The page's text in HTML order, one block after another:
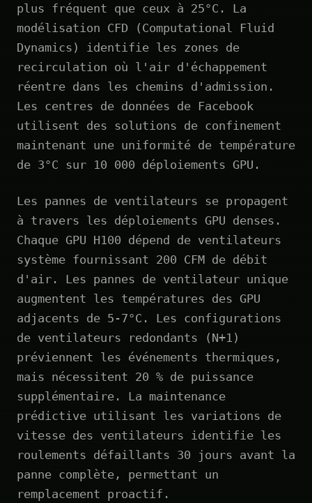
plus fréquent que ceux à 25°C. La
modélisation CFD (Computational Fluid
Dynamics) identifie les zones de
recirculation où l'air d'échappement
réentre dans les chemins d'admission.
Les centres de données de Facebook
utilisent des solutions de confinement
maintenant une uniformité de température
de 3°C sur 10 000 déploiements GPU.
Les pannes de ventilateurs se propagent
à travers les déploiements GPU denses.
Chaque GPU H100 dépend de ventilateurs
système fournissant 200 CFM de débit
d'air. Les pannes de ventilateur unique
augmentent les températures des GPU
adjacents de 5-7°C. Les configurations
de ventilateurs redondants (N+1)
préviennent les événements thermiques,
mais nécessitent 20 % de puissance
supplémentaire. La maintenance
prédictive utilisant les variations de
vitesse des ventilateurs identifie les
roulements défaillants 30 jours avant la
panne complète, permettant un
remplacement proactif.